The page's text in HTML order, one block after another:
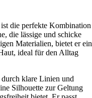
die perfekte Kombination
die lässige und schicke
Materialien, bietet er ein
ideal für den Alltag
klare Linien und
Silhouette zur Geltung